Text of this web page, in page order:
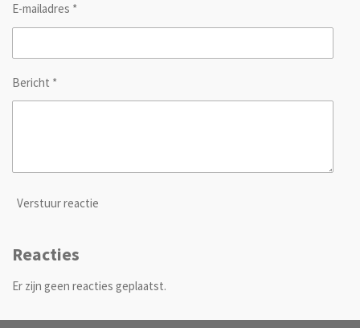
E-mailadres *
Bericht *
Verstuur reactie
Reacties
Er zijn geen reacties geplaatst.